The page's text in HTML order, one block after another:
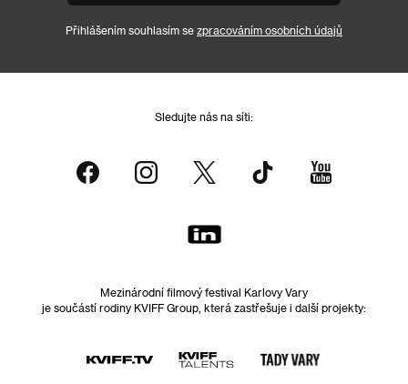
Přihlášením souhlasím se zpracováním osobních údajů
Sledujte nás na síti:
Mezinárodní filmový festival Karlovy Vary
je součástí rodiny KVIFF Group, která zastřešuje i další projekty: